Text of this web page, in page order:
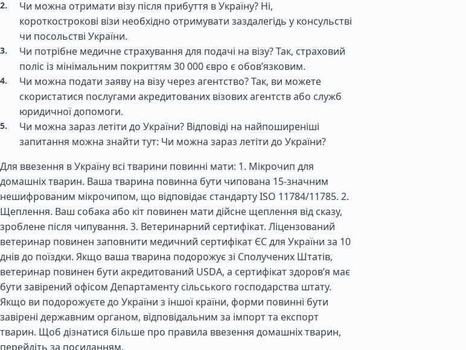
Чи можна отримати візу після прибуття в Україну? Ні,
короткострокові візи необхідно отримувати заздалегідь у консульстві
чи посольстві України.
Чи потрібне медичне страхування для подачі на візу? Так, страховий
поліс із мінімальним покриттям 30 000 євро є обов’язковим.
Чи можна подати заяву на візу через агентство? Так, ви можете
скористатися послугами акредитованих візових агентств або служб
юридичної допомоги.
Чи можна зараз летіти до України? Відповіді на найпоширеніші
запитання можна знайти тут: Чи можна зараз летіти до України?
Для ввезення в Україну всі тварини повинні мати: 1. Мікрочип для
домашніх тварин. Ваша тварина повинна бути чипована 15-значним
нешифрованим мікрочипом, що відповідає стандарту ISO 11784/11785. 2.
Щеплення. Ваш собака або кіт повинен мати дійсне щеплення від сказу,
зроблене після чипування. 3. Ветеринарний сертифікат. Ліцензований
ветеринар повинен заповнити медичний сертифікат ЄС для України за 10
днів до поїздки. Якщо ваша тварина подорожує зі Сполучених Штатів,
ветеринар повинен бути акредитований USDA, а сертифікат здоров’я має
бути завірений офісом Департаменту сільського господарства штату.
Якщо ви подорожуєте до України з іншої країни, форми повинні бути
завірені державним органом, відповідальним за імпорт та експорт
тварин. Щоб дізнатися більше про правила ввезення домашніх тварин,
перейдіть за посиланням.